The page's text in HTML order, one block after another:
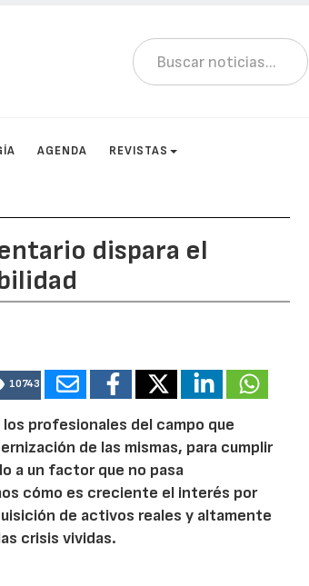
AGENDA REVISTAS
dispara el
10743
profesionales del campo que
de las mismas, para cumplir
a un factor que no pasa
cómo es creciente el interés por
de activos reales y altamente
crisis vividas.